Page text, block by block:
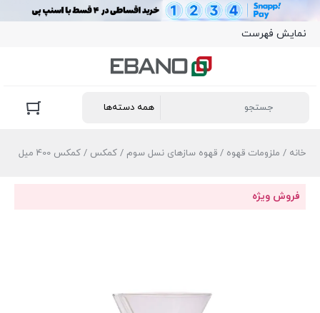
نمایش فهرست
خانه / ملزومات قهوه / قهوه سازهای نسل سوم / کمکس / کمکس 400 میل
فروش ویژه